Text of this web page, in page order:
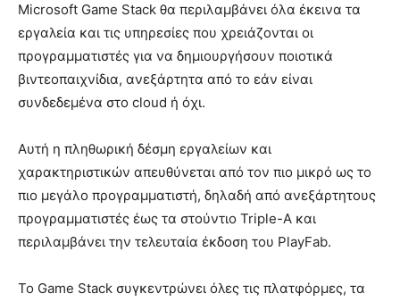
Microsoft Game Stack θα περιλαμβάνει όλα έκεινα τα
εργαλεία και τις υπηρεσίες που χρειάζονται οι
προγραμματιστές για να δημιουργήσουν ποιοτικά
βιντεοπαιχνίδια, ανεξάρτητα από το εάν είναι
συνδεδεμένα στο cloud ή όχι.
Αυτή η πληθωρική δέσμη εργαλείων και
χαρακτηριστικών απευθύνεται από τον πιο μικρό ως το
πιο μεγάλο προγραμματιστή, δηλαδή από ανεξάρτητους
προγραμματιστές έως τα στούντιο Triple-A και
περιλαμβάνει την τελευταία έκδοση του PlayFab.
Το Game Stack συγκεντρώνει όλες τις πλατφόρμες, τα